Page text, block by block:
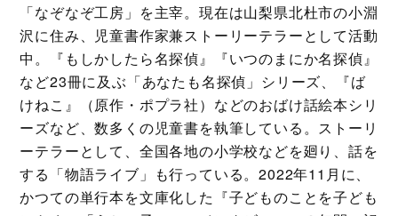
「なぞなぞ工房」を主宰。現在は山梨県北杜市の小淵
沢に住み、児童書作家兼ストーリーテラーとして活動
中。『もしかしたら名探偵』『いつのまにか名探偵』
など23冊に及ぶ「あなたも名探偵」シリーズ、『ば
けねこ』（原作・ポプラ社）などのおばけ話絵本シリ
ーズなど、数多くの児童書を執筆している。ストーリ
ーテラーとして、全国各地の小学校などを廻り、話を
する「物語ライブ」も行っている。2022年11月に、
かつての単行本を文庫化した『子どものことを子ども